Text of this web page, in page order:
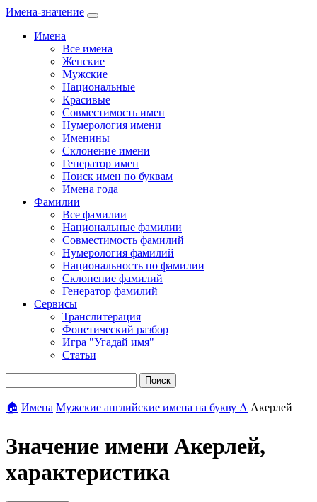
Имена-значение
Имена
Все имена
Женские
Мужские
Национальные
Красивые
Совместимость имен
Нумерология имени
Именины
Склонение имени
Генератор имен
Поиск имен по буквам
Имена года
Фамилии
Все фамилии
Национальные фамилии
Совместимость фамилий
Нумерология фамилий
Национальность по фамилии
Склонение фамилий
Генератор фамилий
Сервисы
Транслитерация
Фонетический разбор
Игра "Угадай имя"
Статьи
Поиск
🏠 Имена Мужские английские имена на букву А Акерлей
Значение имени Акерлей,
характеристика